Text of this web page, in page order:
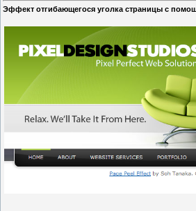
Эффект отгибающегося уголка страницы с